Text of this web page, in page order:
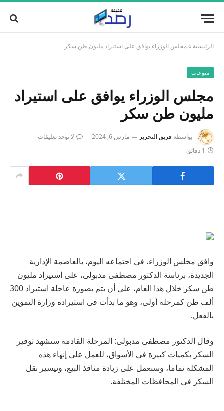
الرئيسية »مجلس الوزراء يوافق على استيراد مليون طن سكر
منوعات
مجلس الوزراء يوافق على استيراد
مليون طن سكر
بواسطة فريق التحرير مارس 6, 2024
لا توجد تعليقات
1 دقائق
وافق مجلس الوزراء، فى اجتماعه اليوم، بالعاصمة الإدارية
الجديدة، برئاسة الدكتور مصطفى مدبولى، على استيراد مليون
طن سكر خلال هذا العام، على أن يتم بصورة عاجلة استيراد 300
ألف طن كمرحلة أولى، وهو ما بدأت فى استيراده وزارة التموين
بالفعل.
وقال الدكتور مصطفى مدبولى: المرحلة القادمة ستشهد توفير
السكر بكميات كبيرة فى الأسواق، للعمل على إنهاء هذه
المشكلة تماما، وسنعمل على زيادة منافذ البيع، وتيسير نقل
السكر فى المحافظات المختلفة.